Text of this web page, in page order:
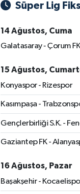
Süper Lig
14 Ağustos, Cuma
Galatasaray - Çorum
15 Ağustos,
Konyaspor - Rizespor
Kasımpaşa -
Gençlerbirliği S.K. -
Gaziantep FK -
16 Ağustos, Pazar
Başakşehir -